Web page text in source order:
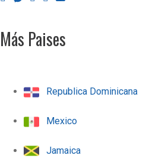
Más Paises
Republica Dominicana
Mexico
Jamaica